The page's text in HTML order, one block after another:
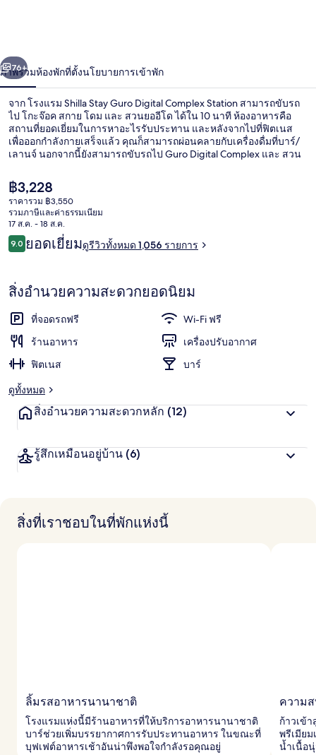
Digital
Complex
Station
า
ถัดไป
76+
ภาพรวมห้องพักที่ตั้งนโยบายการเข้าพัก
จาก โรงแรม Shilla Stay Guro Digital Complex Station สามารถขับรถ
ไป โกะจ๊อค สกาย โดม และ สวนยออีโด ได้ใน 10 นาที ห้องอาหารคือ
สถานที่ยอดเยี่ยมในการหาอะไรรับประทาน และหลังจากไปที่ฟิตเนส
เพื่อออกกำลังกายเสร็จแล้ว คุณก็สามารถผ่อนคลายกับเครื่องดื่มที่บาร์/
เลานจ์ นอกจากนี้ยังสามารถขับรถไป Guro Digital Complex และ สวน
สามารถเดินไปขนส่งสาธารณะได้ใกล้ๆ โดย สถานี Daerim อยู่ห่างออก
ไปเพียง 14 นาที และ สถานี Sindaebang อยู่ห่างออกไปเพียง 15 นาที
ราคา
ปัจจุบัน
฿3,228
฿3,228
ราคารวม ฿3,550
รวมภาษีและค่าธรรมเนียม
17 ส.ค. - 18 ส.ค.
รีวิว
9.09.0 จาก 10
ยอดเยี่ยมดูรีวิวทั้งหมด 1,056 รายการ
สิ่งอำนวยความสะดวกยอดนิยม
ที่จอดรถฟรี
Wi-Fi ฟรี
ร้านอาหาร
เครื่องปรับอากาศ
ฟิตเนส
บาร์
ดูทั้งหมด
สิ่งอำนวยความสะดวกหลัก (12)
รู้สึกเหมือนอยู่บ้าน (6)
สิ่งที่เราชอบในที่พักแห่งนี้
ลิ้มรสอาหารนานาชาติ
โรงแรมแห่งนี้มีร้านอาหารที่ให้บริการอาหารนานาชาติ
บาร์ช่วยเพิ่มบรรยากาศการรับประทานอาหาร ในขณะที่
บุฟเฟต์อาหารเช้าอันน่าพึงพอใจกำลังรอคุณอยู่
ความ
ก้าวเข้
พรีเมีย
น้ำเนื้อ